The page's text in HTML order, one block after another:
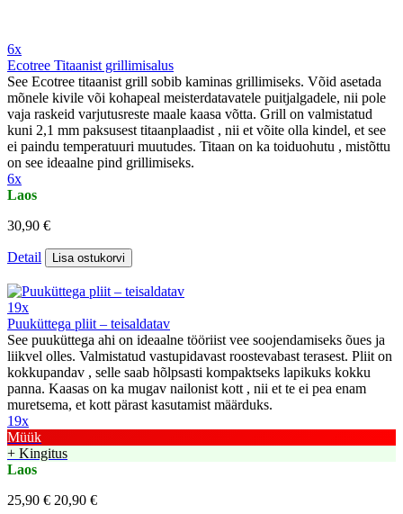
6x
Ecotree Titaanist grillimisalus
See Ecotree titaanist grill sobib kaminas grillimiseks. Võid asetada
mõnele kivile või kohapeal meisterdatavatele puitjalgadele, nii pole
vaja raskeid varjutusreste maale kaasa võtta. Grill on valmistatud
kuni 2,1 mm paksusest titaanplaadist , nii et võite olla kindel, et see
ei paindu temperatuuri muutudes. Titaan on ka toiduohutu , mistõttu
on see ideaalne pind grillimiseks.
6x
Laos
30,90 €
Detail Lisa ostukorvi
19x
Puuküttega pliit – teisaldatav
See puuküttega ahi on ideaalne tööriist vee soojendamiseks õues ja
liikvel olles. Valmistatud vastupidavast roostevabast terasest. Pliit on
kokkupandav , selle saab hõlpsasti kompaktseks lapikuks kokku
panna. Kaasas on ka mugav nailonist kott , nii et te ei pea enam
muretsema, et kott pärast kasutamist määrduks.
19x
Müük
+ Kingitus
Laos
25,90 € 20,90 €